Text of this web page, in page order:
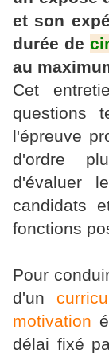
et son
durée de
au
Cet
questions
l'épreuve
d'ordre
d'évaluer
candidats
fonctions
Pour
d'un
motivation
délai fixé